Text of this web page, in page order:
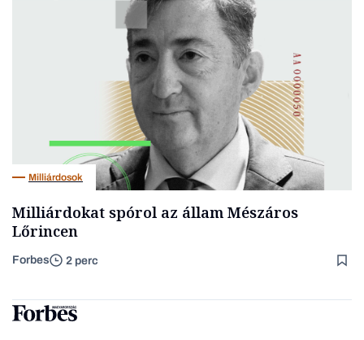
Milliárdosok
Milliárdokat spórol az állam Mészáros
Lőrincen
Forbes 2 perc